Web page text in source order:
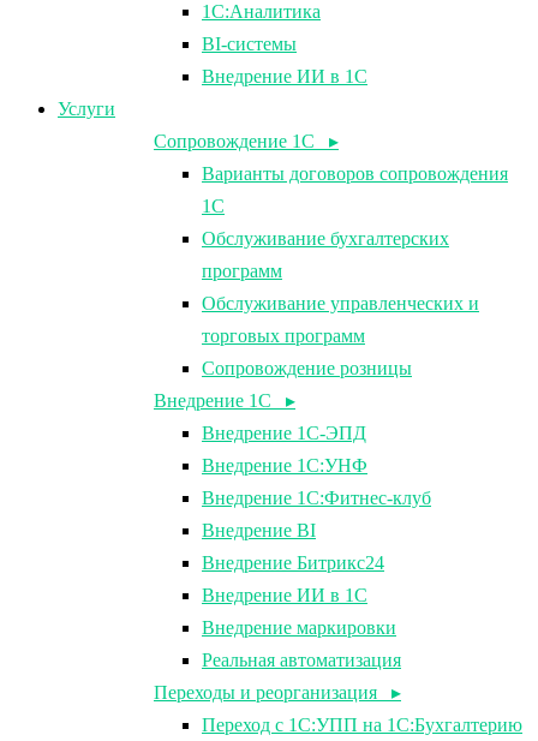
1С:Аналитика
BI-системы
Внедрение ИИ в 1С
Услуги
Сопровождение 1С ▸
Варианты договоров сопровождения
1С
Обслуживание бухгалтерских
программ
Обслуживание управленческих и
торговых программ
Сопровождение розницы
Внедрение 1С ▸
Внедрение 1С-ЭПД
Внедрение 1С:УНФ
Внедрение 1С:Фитнес-клуб
Внедрение BI
Внедрение Битрикс24
Внедрение ИИ в 1С
Внедрение маркировки
Реальная автоматизация
Переходы и реорганизация ▸
Переход с 1С:УПП на 1С:Бухгалтерию